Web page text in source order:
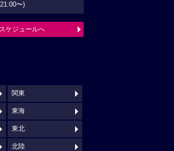
〜)
ケジュールへ
関東
東海
東北
北陸